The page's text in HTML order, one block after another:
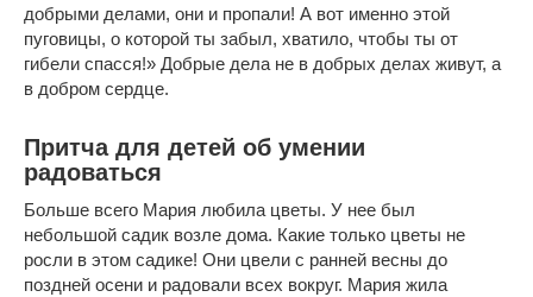
добрыми делами, они и пропали! А вот именно этой
пуговицы, о которой ты забыл, хватило, чтобы ты от
гибели спасся!» Добрые дела не в добрых делах живут, а
в добром сердце.
Притча для детей об умении
радоваться
Больше всего Мария любила цветы. У нее был
небольшой садик возле дома. Какие только цветы не
росли в этом садике! Они цвели с ранней весны до
поздней осени и радовали всех вокруг. Мария жила